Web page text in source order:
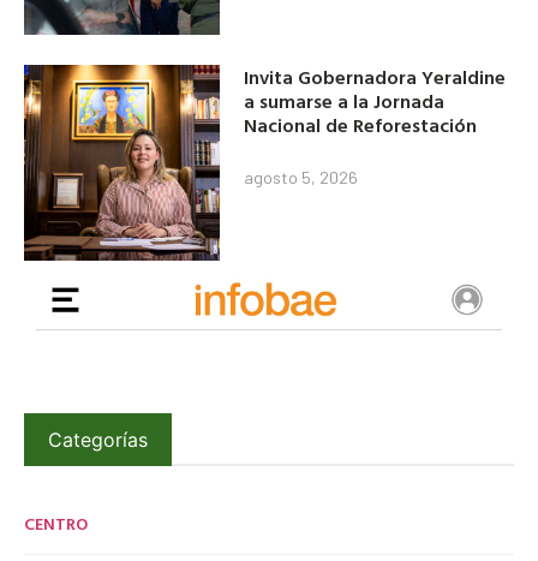
Invita Gobernadora Yeraldine
a sumarse a la Jornada
Nacional de Reforestación
agosto 5, 2026
Categorías
CENTRO